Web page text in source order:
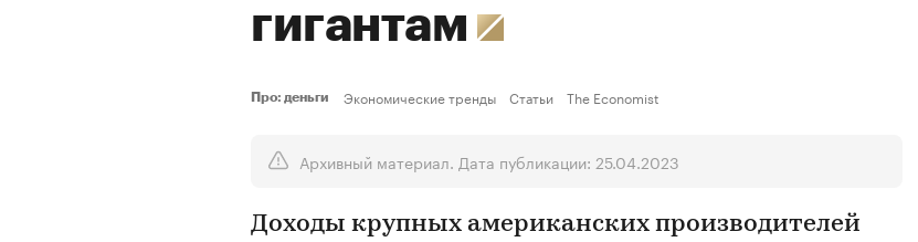
гигантам
Про: деньги Экономические тренды Статьи The Economist
Архивный материал. Дата публикации: 25.04.2023
Доходы крупных американских производителей